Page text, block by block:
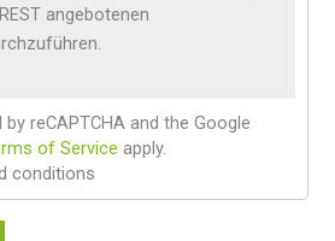
angebotenen
reCAPTCHA and the Google
of Service apply.
conditions